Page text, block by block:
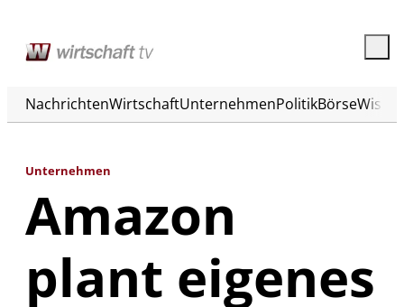
NachrichtenWirtschaftUnternehmenPolitikBörse
Unternehmen
Amazon
plant eigenes